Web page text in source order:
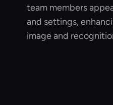
team members
and settings,
image and